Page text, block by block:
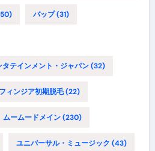
バップ(31)
テインメント・ジャパン(32)
フィンジア初期脱毛(22)
ムームードメイン(230)
ユニバーサル・ミュージック (43)